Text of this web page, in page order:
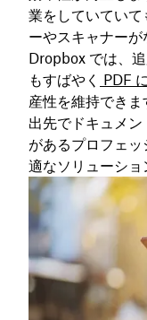
業をしていてい
ーやスキャナーが
Dropbox では、
もすばやく PDF
産性を維持でき
出先でドキュメ
があるプロフェ
適なソリューショ